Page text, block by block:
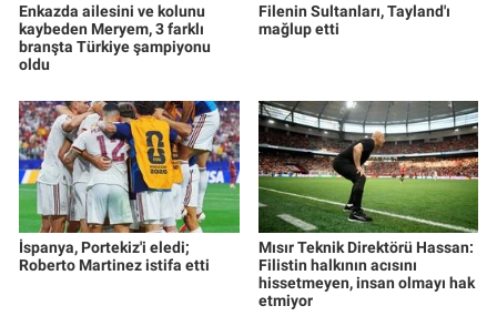
Enkazda ailesini ve kolunu
kaybeden Meryem, 3 farklı
branşta Türkiye şampiyonu
oldu
Filenin Sultanları, Tayland'ı
mağlup etti
İspanya, Portekiz'i eledi;
Roberto Martinez istifa etti
Mısır Teknik Direktörü Hassan:
Filistin halkının acısını
hissetmeyen, insan olmayı hak
etmiyor